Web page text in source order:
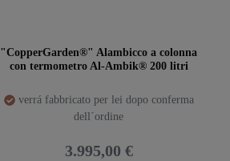
"CopperGarden®" Alambicco a colonna
con termometro Al-Ambik® 200 litri
verrá fabbricato per lei dopo conferma
dell´ordine
3.995,00 €